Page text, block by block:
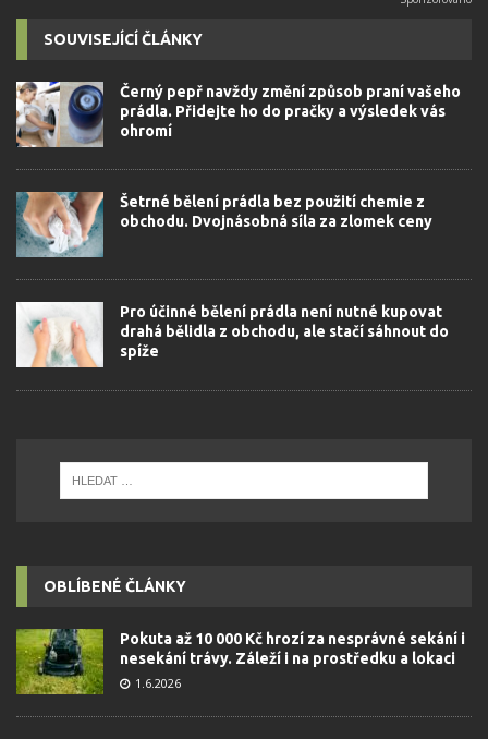
SOUVISEJÍCÍ ČLÁNKY
Černý pepř navždy změní způsob praní vašeho
prádla. Přidejte ho do pračky a výsledek vás
ohromí
Šetrné bělení prádla bez použití chemie z
obchodu. Dvojnásobná síla za zlomek ceny
Pro účinné bělení prádla není nutné kupovat
drahá bělidla z obchodu, ale stačí sáhnout do
spíže
OBLÍBENÉ ČLÁNKY
Pokuta až 10 000 Kč hrozí za nesprávné sekání i
nesekání trávy. Záleží i na prostředku a lokaci
1.6.2026